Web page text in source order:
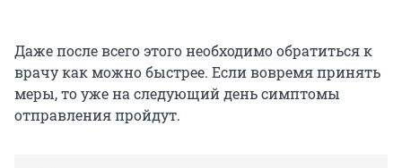
Даже после всего этого необходимо обратиться к
врачу как можно быстрее. Если вовремя принять
меры, то уже на следующий день симптомы
отправления пройдут.